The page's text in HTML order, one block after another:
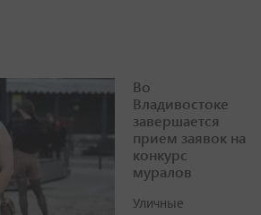
Во
Владивостоке
завершается
прием заявок на
конкурс
муралов
Уличные